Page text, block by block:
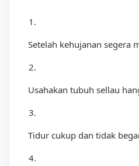
1.
Setelah kehujanan segera
2.
Usahakan tubuh sellau
3.
Tidur cukup dan tidak
4.